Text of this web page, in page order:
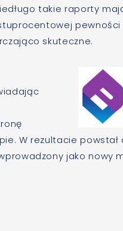
takie raporty
pewności
skuteczne.
W rezultacie
jako nowy